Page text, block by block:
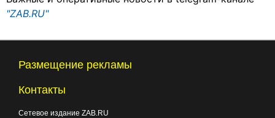
"ZAB.RU"
Размещение рекламы
Контакты
Сетевое издание ZAB.RU